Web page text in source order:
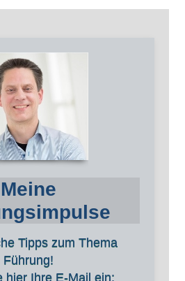
Meine
Tipps zum Thema
Führung!
hier Ihre E-Mail ein: